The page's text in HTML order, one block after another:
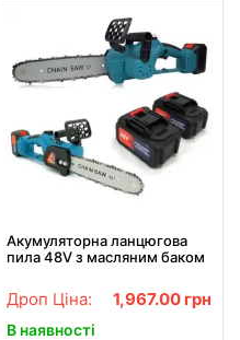
Акумуляторна ланцюгова
пила 48V з масляним баком
акумулятори, Садова
електропила 12"
Дроп Ціна: 1,967.00 грн
В наявності